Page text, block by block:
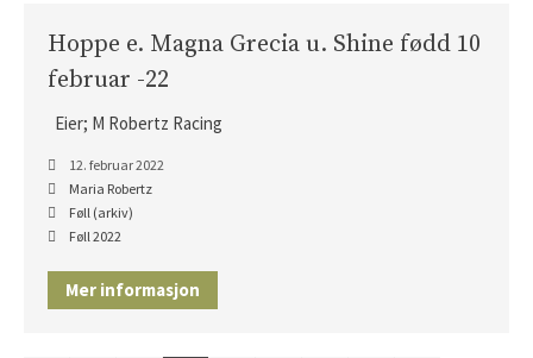
Hoppe e. Magna Grecia u. Shine fødd 10
februar -22
Eier; M Robertz Racing
12. februar 2022
Maria Robertz
Føll (arkiv)
Føll 2022
Mer informasjon